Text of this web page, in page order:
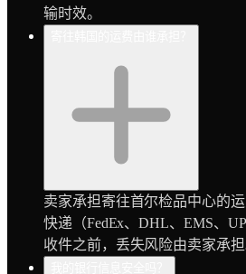
输时效。
卖家承担寄往首尔检品中心的
快递（FedEx、DHL、EMS、
收件之前，丢失风险由卖家承担